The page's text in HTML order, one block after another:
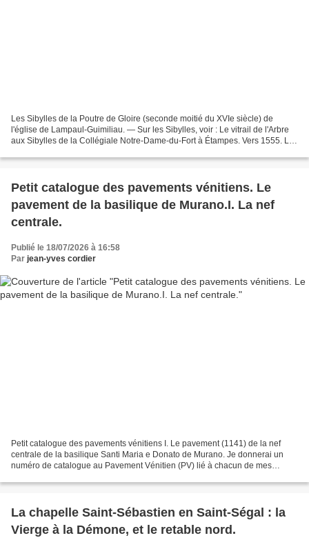
Les Sibylles de la Poutre de Gloire (seconde moitié du XVIe siècle) de
l'église de Lampaul-Guimiliau. — Sur les Sibylles, voir : Le vitrail de l'Arbre
aux Sibylles de la Collégiale Notre-Dame-du-Fort à Étampes. Vers 1555. Les
Petit catalogue des pavements vénitiens. Le
pavement de la basilique de Murano.I. La nef
centrale.
Publié le 18/07/2026 à 16:58
Par jean-yves cordier
Petit catalogue des pavements vénitiens I. Le pavement (1141) de la nef
centrale de la basilique Santi Maria e Donato de Murano. Je donnerai un
numéro de catalogue au Pavement Vénitien (PV) lié à chacun de mes
La chapelle Saint-Sébastien en Saint-Ségal : la
Vierge à la Démone, et le retable nord.